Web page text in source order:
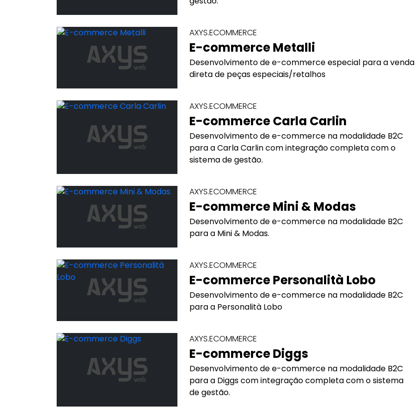
AXYS.ECOMMERCE
E-commerce Metalli
Desenvolvimento de e-commerce especial para a venda
direta de peças especiais/retalhos
AXYS.ECOMMERCE
E-commerce Carla Carlin
Desenvolvimento de e-commerce na modalidade B2C
para a Carla Carlin com integração completa com o
sistema de gestão.
AXYS.ECOMMERCE
E-commerce Mini & Modas
Desenvolvimento de e-commerce na modalidade B2C
para a Mini & Modas.
AXYS.ECOMMERCE
E-commerce Personalità Lobo
Desenvolvimento de e-commerce na modalidade B2C
para a Personalità Lobo
AXYS.ECOMMERCE
E-commerce Diggs
Desenvolvimento de e-commerce na modalidade B2C
para a Diggs com integração completa com o sistema
de gestão.